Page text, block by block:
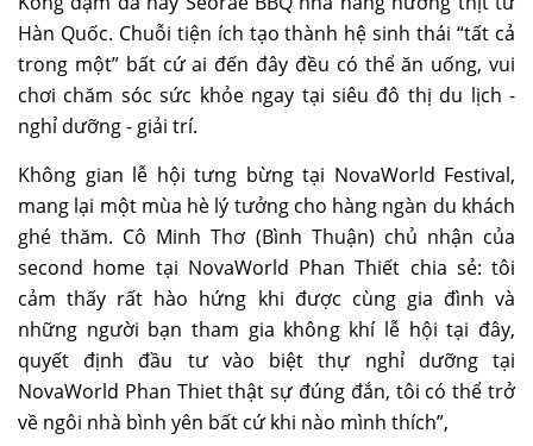
Hàn Quốc. Chuỗi tiện ích tạo thành hệ sinh thái “tất cả
trong một” bất cứ ai đến đây đều có thể ăn uống, vui
chơi chăm sóc sức khỏe ngay tại siêu đô thị du lịch -
nghỉ dưỡng - giải trí.
Không gian lễ hội tưng bừng tại NovaWorld Festival,
mang lại một mùa hè lý tưởng cho hàng ngàn du khách
ghé thăm. Cô Minh Thơ (Bình Thuận) chủ nhận của
second home tại NovaWorld Phan Thiết chia sẻ: tôi
cảm thấy rất hào hứng khi được cùng gia đình và
những người bạn tham gia không khí lễ hội tại đây,
quyết định đầu tư vào biệt thự nghỉ dưỡng tại
NovaWorld Phan Thiet thật sự đúng đắn, tôi có thể trở
về ngôi nhà bình yên bất cứ khi nào mình thích”,